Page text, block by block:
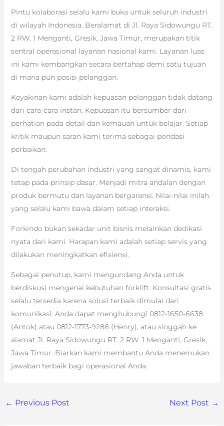
Pintu kolaborasi selalu kami buka untuk seluruh industri
di wilayah Indonesia. Beralamat di Jl. Raya Sidowungu RT.
2 RW. 1 Menganti, Gresik, Jawa Timur, merupakan titik
sentral operasional layanan nasional kami. Layanan luas
ini kami kembangkan secara bertahap demi satu tujuan
di mana pun posisi pelanggan.
Keyakinan kami adalah kepuasan pelanggan tidak datang
dari cara-cara instan. Kepuasan itu bersumber dari
perhatian pada detail dan kemauan untuk belajar. Setiap
kritik maupun saran kami terima sebagai pondasi
perbaikan.
Di tengah perubahan industri yang sangat dinamis, kami
tetap pada prinsip dasar. Menjadi mitra andalan dengan
produk bermutu dan layanan bergaransi. Nilai-nilai inilah
yang selalu kami bawa dalam setiap interaksi.
Forkindo bukan sekadar unit bisnis melainkan dedikasi
nyata dari kami. Harapan kami adalah setiap servis yang
dilakukan meningkatkan efisiensi.
Sebagai penutup, kami mengundang Anda untuk
berdiskusi mengenai kebutuhan forklift. Konsultasi gratis
selalu tersedia karena solusi terbaik dimulai dari
komunikasi. Anda dapat menghubungi 0812-1650-6638
(Antok) atau 0812-1773-9286 (Henry), atau singgah ke
alamat Jl. Raya Sidowungu RT. 2 RW. 1 Menganti, Gresik,
Jawa Timur. Biarkan kami membantu Anda menemukan
jawaban terbaik bagi operasional Anda.
← Previous Post Next Post →